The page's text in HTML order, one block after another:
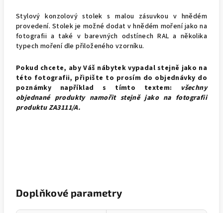
Stylový konzolový stolek s malou zásuvkou v hnědém
provedení. Stolek je možné dodat v hnědém moření jako na
fotografii a také v barevných odstínech RAL a několika
typech moření dle přiloženého vzorníku.
Pokud chcete, aby Váš nábytek vypadal stejně jako na
této fotografii, připište to prosím do objednávky do
poznámky například s tímto textem: všechny
objednané produkty namořit stejně jako na fotografii
produktuZA3111/A.
Doplňkové parametry